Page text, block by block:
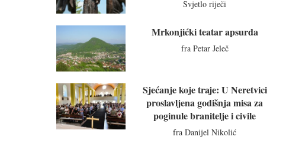
Svjetlo riječi
Mrkonjićki teatar apsurda
fra Petar Jeleč
Sjećanje koje traje: U Neretvici
proslavljena godišnja misa za
poginule branitelje i civile
fra Danijel Nikolić